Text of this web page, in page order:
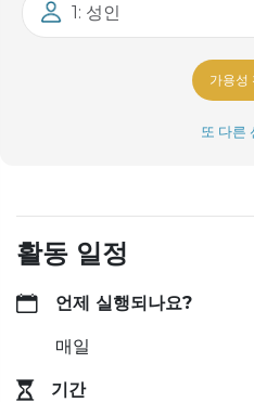
1: 성인
가용성
또 다른
활동 일정
언제 실행되나요?
매일
기간